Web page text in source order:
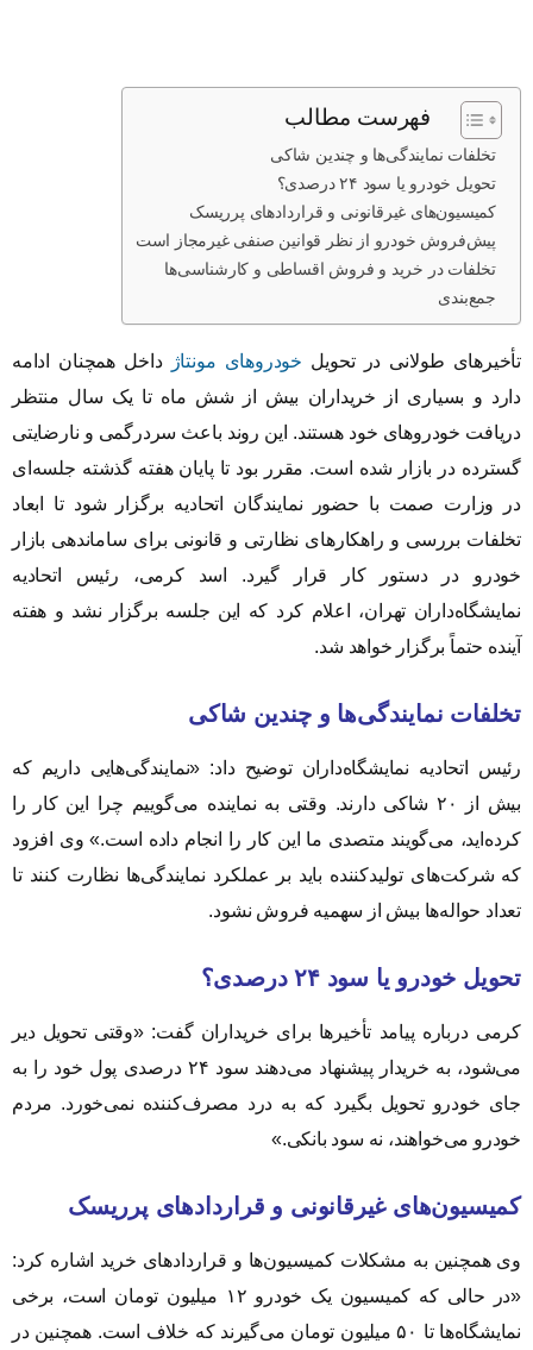
فهرست مطالب
تخلفات نمایندگی‌ها و چندین شاکی
تحویل خودرو یا سود ۲۴ درصدی؟
کمیسیون‌های غیرقانونی و قراردادهای پرریسک
پیش‌فروش خودرو از نظر قوانین صنفی غیرمجاز است
تخلفات در خرید و فروش اقساطی و کارشناسی‌ها
جمع‌بندی
تأخیرهای طولانی در تحویل خودروهای مونتاژ داخل همچنان ادامه
دارد و بسیاری از خریداران بیش از شش ماه تا یک سال منتظر
دریافت خودروهای خود هستند. این روند باعث سردرگمی و نارضایتی
گسترده در بازار شده است. مقرر بود تا پایان هفته گذشته جلسه‌ای
در وزارت صمت با حضور نمایندگان اتحادیه برگزار شود تا ابعاد
تخلفات بررسی و راهکارهای نظارتی و قانونی برای ساماندهی بازار
خودرو در دستور کار قرار گیرد. اسد کرمی، رئیس اتحادیه
نمایشگاه‌داران تهران، اعلام کرد که این جلسه برگزار نشد و هفته
آینده حتماً برگزار خواهد شد.
تخلفات نمایندگی‌ها و چندین شاکی
رئیس اتحادیه نمایشگاه‌داران توضیح داد: «نمایندگی‌هایی داریم که
بیش از ۲۰ شاکی دارند. وقتی به نماینده می‌گوییم چرا این کار را
کرده‌اید، می‌گویند متصدی ما این کار را انجام داده است.» وی افزود
که شرکت‌های تولیدکننده باید بر عملکرد نمایندگی‌ها نظارت کنند تا
تعداد حواله‌ها بیش از سهمیه فروش نشود.
تحویل خودرو یا سود ۲۴ درصدی؟
کرمی درباره پیامد تأخیرها برای خریداران گفت: «وقتی تحویل دیر
می‌شود، به خریدار پیشنهاد می‌دهند سود ۲۴ درصدی پول خود را به
جای خودرو تحویل بگیرد که به درد مصرف‌کننده نمی‌خورد. مردم
خودرو می‌خواهند، نه سود بانکی.»
کمیسیون‌های غیرقانونی و قراردادهای پرریسک
وی همچنین به مشکلات کمیسیون‌ها و قراردادهای خرید اشاره کرد:
«در حالی که کمیسیون یک خودرو ۱۲ میلیون تومان است، برخی
نمایشگاه‌ها تا ۵۰ میلیون تومان می‌گیرند که خلاف است. همچنین در